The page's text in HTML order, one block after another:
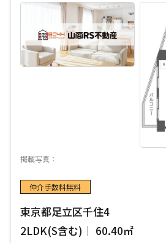
掲載写真：
仲介手数料無料
東京都足立区千住4
2LDK(S含む)｜ 60.40㎡